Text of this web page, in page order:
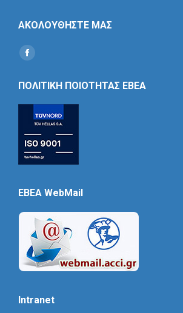
ΑΚΟΛΟΥΘΗΣΤΕ ΜΑΣ
Find us on:
Social
ΠΟΛΙΤΙΚΗ ΠΟΙΟΤΗΤΑΣ ΕΒΕΑ
EBEA WebMail
Intranet